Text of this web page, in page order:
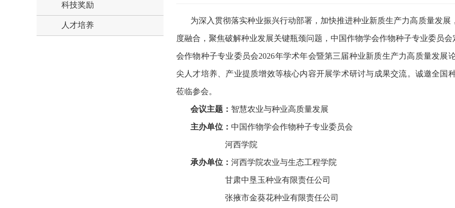
科技奖励
人才培养
为深入贯彻落实种业振兴行动部署，加快推进种业新质生产力高质量发
度融合，聚焦破解种业发展关键瓶颈问题，中国作物学会作物种子专业委员
会作物种子专业委员会2026年学术年会暨第三届种业新质生产力高质量发
尖人才培养、产业提质增效等核心内容开展学术研讨与成果交流。诚邀全国
莅临参会。
会议主题： 智慧农业与种业高质量发展
主办单位： 中国作物学会作物种子专业委员会
河西学院
承办单位： 河西学院农业与生态工程学院
甘肃中垦玉种业有限责任公司
张掖市金葵花种业有限责任公司